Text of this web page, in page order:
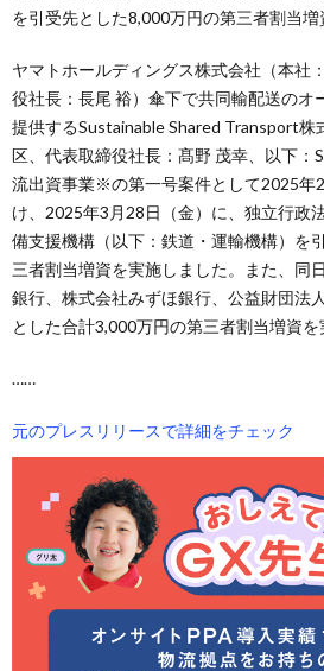
を引受先とした8,000万円の第三者割当増
ヤマトホールディングス株式会社（本社
役社長：長尾 裕）傘下で共同輸配送のオ
提供するSustainable Shared Transport株
区、代表取締役社長：髙野 茂幸、以下：
流出資事業※の第一号案件として2025年
け、2025年3月28日（金）に、独立行政
備支援機構（以下：鉄道・運輸機構）を
三者割当増資を実施しました。また、同
銀行、株式会社みずほ銀行、公益財団法
とした合計3,000万円の第三者割当増資を
……
元のプレスリリースで詳細をチェック